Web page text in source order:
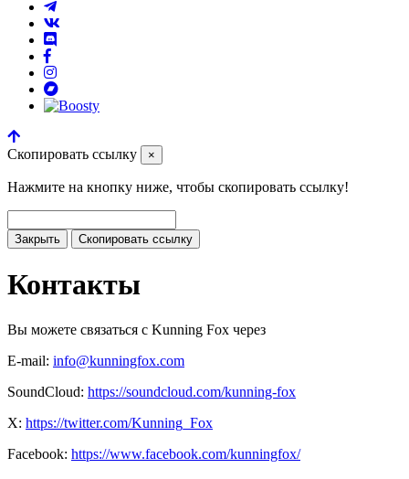
Скопировать ссылку ×
Нажмите на кнопку ниже, чтобы скопировать ссылку!
Закрыть Скопировать ссылку
Контакты
Вы можете связаться с Kunning Fox через
E-mail: info@kunningfox.com
SoundCloud: https://soundcloud.com/kunning-fox
X: https://twitter.com/Kunning_Fox
Facebook: https://www.facebook.com/kunningfox/